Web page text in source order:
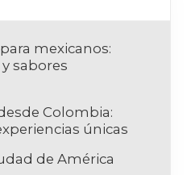
mexicanos:
sabores
Colombia:
únicas
de América